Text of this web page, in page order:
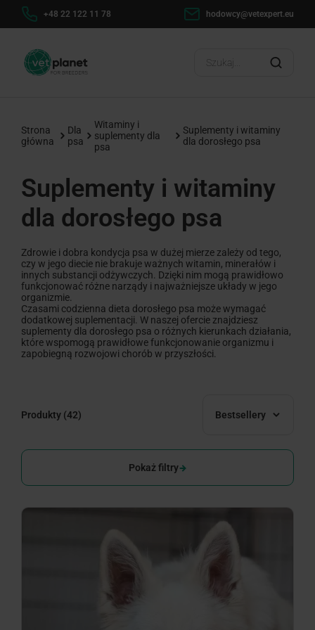
+48 22 122 11 78 hodowcy@vetexpert.eu
Strona
główna
Dla
psa
Witaminy i
suplementy dla
psa
Suplementy i witaminy
dla dorosłego psa
Suplementy i witaminy
dla dorosłego psa
Zdrowie i dobra kondycja psa w dużej mierze zależy od tego,
czy w jego diecie nie brakuje ważnych witamin, minerałów i
innych substancji odżywczych. Dzięki nim mogą prawidłowo
funkcjonować różne narządy i najważniejsze układy w jego
organizmie.
Czasami codzienna dieta dorosłego psa może wymagać
dodatkowej suplementacji. W naszej ofercie znajdziesz
suplementy dla dorosłego psa o różnych kierunkach działania,
które wspomogą prawidłowe funkcjonowanie organizmu i
zapobiegną rozwojowi chorób w przyszłości.
Produkty (42) Bestsellery
Pokaż filtry